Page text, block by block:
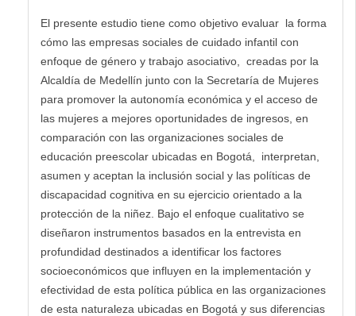
El presente estudio tiene como objetivo evaluar la forma
cómo las empresas sociales de cuidado infantil con
enfoque de género y trabajo asociativo, creadas por la
Alcaldía de Medellín junto con la Secretaría de Mujeres
para promover la autonomía económica y el acceso de
las mujeres a mejores oportunidades de ingresos, en
comparación con las organizaciones sociales de
educación preescolar ubicadas en Bogotá, interpretan,
asumen y aceptan la inclusión social y las políticas de
discapacidad cognitiva en su ejercicio orientado a la
protección de la niñez. Bajo el enfoque cualitativo se
diseñaron instrumentos basados en la entrevista en
profundidad destinados a identificar los factores
socioeconómicos que influyen en la implementación y
efectividad de esta política pública en las organizaciones
de esta naturaleza ubicadas en Bogotá y sus diferencias